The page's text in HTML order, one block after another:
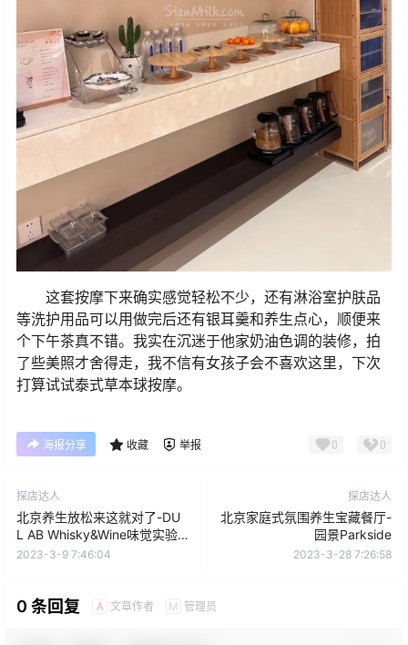
这套按摩下来确实感觉轻松不少，还有淋浴室护肤品
等洗护用品可以用做完后还有银耳羹和养生点心，顺便来
个下午茶真不错。我实在沉迷于他家奶油色调的装修，拍
了些美照才舍得走，我不信有女孩子会不喜欢这里，下次
打算试试泰式草本球按摩。
海报分享 收藏 举报 0 0
探店达人
北京养生放松来这就对了-DU
L AB Whisky&Wine味觉实验
室
2023-3-9 7:46:04
探店达人
北京家庭式氛围养生宝藏餐厅-
园景Parkside
2023-3-28 7:26:58
0 条回复 A 文章作者 M 管理员